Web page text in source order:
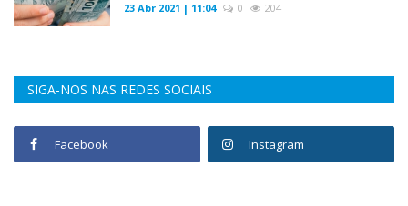
23 Abr 2021 | 11:04 0 204
SIGA-NOS NAS REDES SOCIAIS
Facebook Instagram